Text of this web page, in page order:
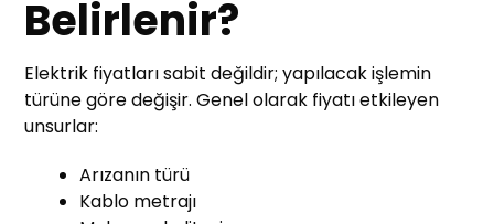
Belirlenir?
Elektrik fiyatları sabit değildir; yapılacak işlemin
türüne göre değişir. Genel olarak fiyatı etkileyen
unsurlar:
Arızanın türü
Kablo metrajı